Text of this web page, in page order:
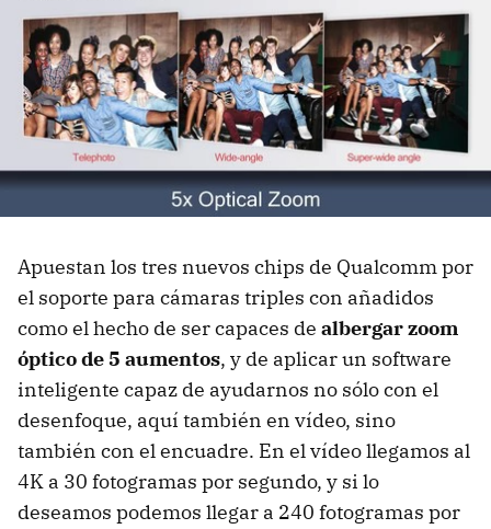
Apuestan los tres nuevos chips de Qualcomm por
el soporte para cámaras triples con añadidos
como el hecho de ser capaces de albergar zoom
óptico de 5 aumentos, y de aplicar un software
inteligente capaz de ayudarnos no sólo con el
desenfoque, aquí también en vídeo, sino
también con el encuadre. En el vídeo llegamos al
4K a 30 fotogramas por segundo, y si lo
deseamos podemos llegar a 240 fotogramas por